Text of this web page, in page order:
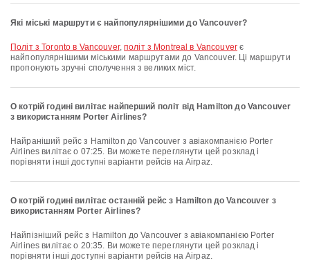
Які міські маршрути є найпопулярнішими до Vancouver?
політ з Toronto в Vancouver,політ з Montreal в Vancouverє
найпопулярнішими міськими маршрутами до Vancouver. Ці маршрути
пропонують зручні сполучення з великих міст.
О котрій годині вилітає найперший політ від Hamilton до Vancouver
з використанням Porter Airlines?
Найраніший рейс з Hamilton до Vancouver з авіакомпанією Porter
Airlines вилітає о 07:25. Ви можете переглянути цей розклад і
порівняти інші доступні варіанти рейсів на Airpaz.
О котрій годині вилітає останній рейс з Hamilton до Vancouver з
використанням Porter Airlines?
Найпізніший рейс з Hamilton до Vancouver з авіакомпанією Porter
Airlines вилітає о 20:35. Ви можете переглянути цей розклад і
порівняти інші доступні варіанти рейсів на Airpaz.